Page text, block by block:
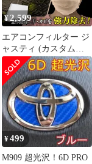
¥2,599
エアコンフィルター ジ
ャスティ (カスタム含
む) M90#F M91#F
87139-52040 純正交換
用 花粉対策に スバル
【k30080109004-
10085】 開封済 未使用
品 【VS-ONE】
¥499
M909 超光沢！6D PRO